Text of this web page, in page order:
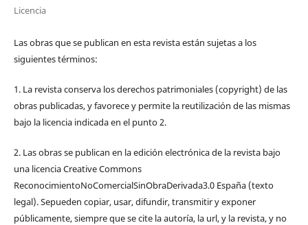
Licencia
Las obras que se publican en esta revista están sujetas a los
siguientes términos:
1. La revista conserva los derechos patrimoniales (copyright) de las
obras publicadas, y favorece y permite la reutilización de las mismas
bajo la licencia indicada en el punto 2.
2. Las obras se publican en la edición electrónica de la revista bajo
una licencia Creative Commons
ReconocimientoNoComercialSinObraDerivada3.0 España (texto
legal). Sepueden copiar, usar, difundir, transmitir y exponer
públicamente, siempre que se cite la autoría, la url, y la revista, y no